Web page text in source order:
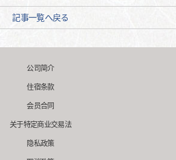
記事一覧へ戻る
公司简介
住宿条款
会员合同
关于特定商业交易法
隐私政策